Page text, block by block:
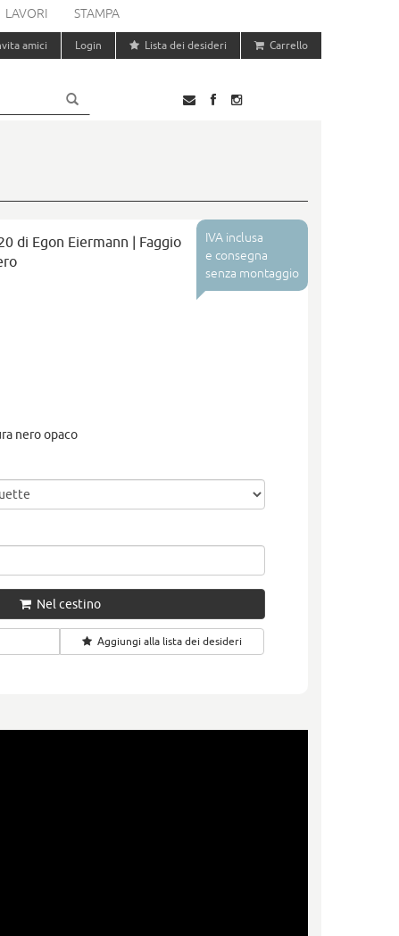
LAVORI STAMPA
amici Login Lista dei desideri Carrello
IVA inclusa
e consegna
senza montaggio
di Egon Eiermann | Faggio
nero opaco
Nel cestino
Aggiungi alla lista dei desideri